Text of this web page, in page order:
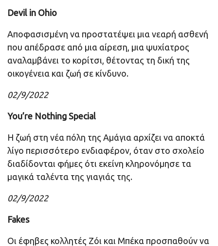
Devil in Ohio
Αποφασισμένη να προστατέψει μια νεαρή ασθενή
που απέδρασε από μια αίρεση, μια ψυχίατρος
αναλαμβάνει το κορίτσι, θέτοντας τη δική της
οικογένεια και ζωή σε κίνδυνο.
02/9/2022
You’re Nothing Special
Η ζωή στη νέα πόλη της Αμάγια αρχίζει να αποκτά
λίγο περισσότερο ενδιαφέρον, όταν στο σχολείο
διαδίδονται φήμες ότι εκείνη κληρονόμησε τα
μαγικά ταλέντα της γιαγιάς της.
02/9/2022
Fakes
Οι έφηβες κολλητές Ζόι και Μπέκα προσπαθούν να